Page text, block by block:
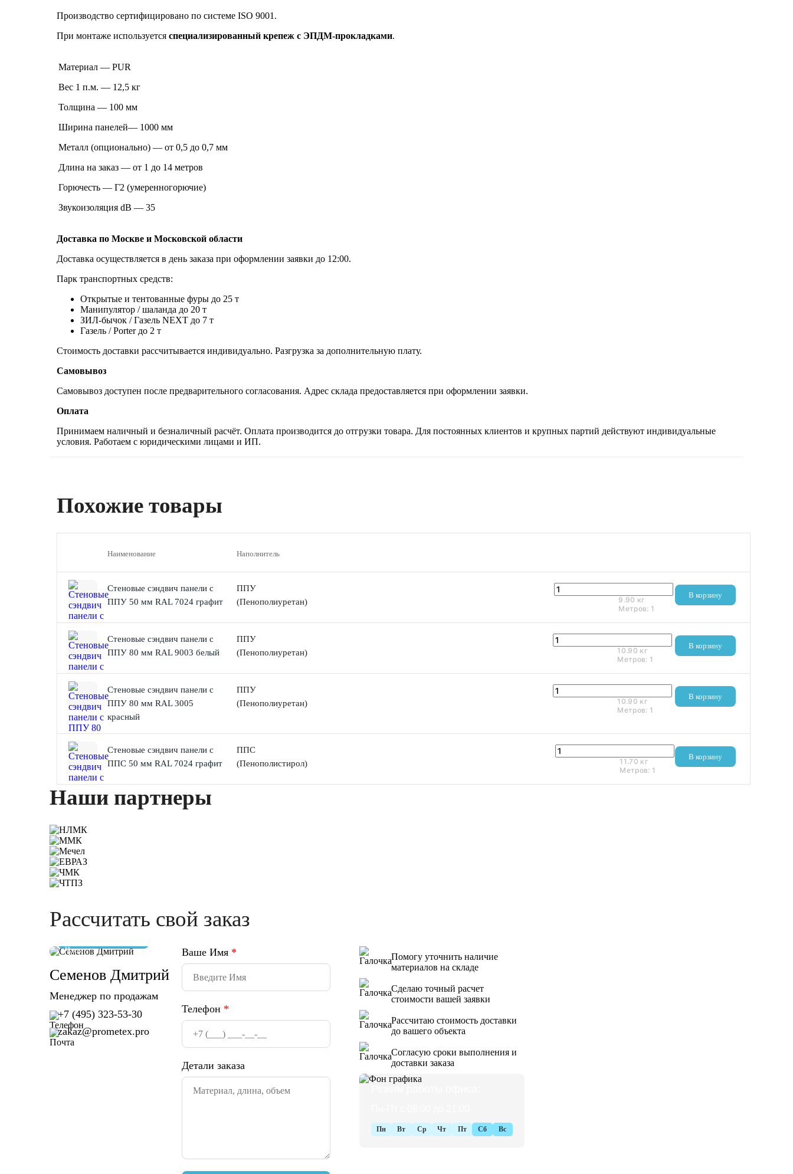
Производство сертифицировано по системе ISO 9001.
При монтаже используется специализированный крепеж с ЭПДМ-прокладками.
Материал — PUR
Вес 1 п.м. — 12,5 кг
Толщина — 100 мм
Ширина панелей— 1000 мм
Металл (опционально) — от 0,5 до 0,7 мм
Длина на заказ — от 1 до 14 метров
Горючесть — Г2 (умеренногорючие)
Звукоизоляция dB — 35
Доставка по Москве и Московской области
Доставка осуществляется в день заказа при оформлении заявки до 12:00.
Парк транспортных средств:
Открытые и тентованные фуры до 25 т
Манипулятор / шаланда до 20 т
ЗИЛ-бычок / Газель NEXT до 7 т
Газель / Porter до 2 т
Стоимость доставки рассчитывается индивидуально. Разгрузка за дополнительную плату.
Самовывоз
Самовывоз доступен после предварительного согласования. Адрес склада предоставляется при оформлении заявки.
Оплата
Принимаем наличный и безналичный расчёт. Оплата производится до отгрузки товара. Для постоянных клиентов и крупных партий действуют индивидуальные
условия. Работаем с юридическими лицами и ИП.
Похожие товары
Наименование Наполнитель
Стеновые сэндвич панели с
ППУ 50 мм RAL 7024 графит
В корзину
ППУ
(Пенополиуретан)
9.90 кг
Метров: 1
Стеновые сэндвич панели с
ППУ 80 мм RAL 9003 белый
В корзину
ППУ
(Пенополиуретан)
10.90 кг
Метров: 1
Стеновые сэндвич панели с
ППУ 80 мм RAL 3005
красный
В корзину
ППУ
(Пенополиуретан)
10.90 кг
Метров: 1
Стеновые сэндвич панели с
ППС 50 мм RAL 7024 графит
В корзину
ППС
(Пенополистирол)
11.70 кг
Метров: 1
Наши партнеры
Рассчитать свой заказ
Семенов Дмитрий
Менеджер по продажам
+7 (495) 323-53-30
zakaz@prometex.pro
Ваше Имя *
Телефон *
Детали заказа
Помогу уточнить наличие
материалов на складе
Сделаю точный расчет
стоимости вашей заявки
Рассчитаю стоимость доставки
до вашего объекта
Согласую сроки выполнения и
доставки заказа
Пн Вт Ср Чт Пт Сб Вс